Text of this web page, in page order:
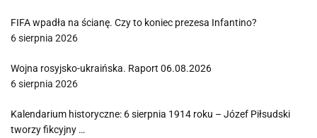
FIFA wpadła na ścianę. Czy to koniec prezesa Infantino?
6 sierpnia 2026
Wojna rosyjsko-ukraińska. Raport 06.08.2026
6 sierpnia 2026
Kalendarium historyczne: 6 sierpnia 1914 roku – Józef Piłsudski
tworzy fikcyjny …